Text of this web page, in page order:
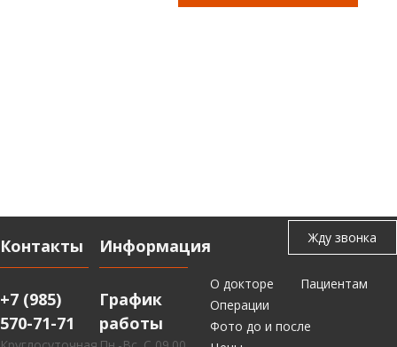
Контакты
+7 (985)
570-71-71
Информация
График
работы
О докторе
Пациентам
Операции
Фото до и после